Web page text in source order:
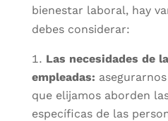
bienestar laboral, hay
debes considerar:
Las necesidades de
empleadas:
que elijamos aborden
específicas de las